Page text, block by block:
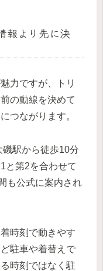
報より先に決
力ですが、トリ
の動線を決めて
つながります。
駅から徒歩10分
と第2を合わせて
も公式に案内され
時刻で動きやす
駐車や着替えで
時刻ではなく駐